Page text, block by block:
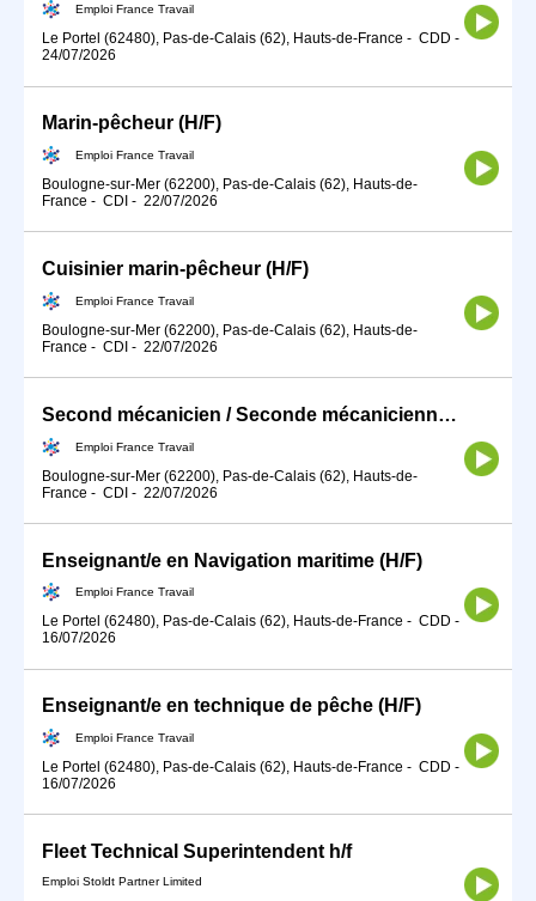
Emploi France Travail
Le Portel (62480), Pas-de-Calais (62), Hauts-de-France - CDD -
24/07/2026
Marin-pêcheur (H/F)
Emploi France Travail
Boulogne-sur-Mer (62200), Pas-de-Calais (62), Hauts-de-
France - CDI - 22/07/2026
Cuisinier marin-pêcheur (H/F)
Emploi France Travail
Boulogne-sur-Mer (62200), Pas-de-Calais (62), Hauts-de-
France - CDI - 22/07/2026
Second mécanicien / Seconde mécanicienne (H/F)
Emploi France Travail
Boulogne-sur-Mer (62200), Pas-de-Calais (62), Hauts-de-
France - CDI - 22/07/2026
Enseignant/e en Navigation maritime (H/F)
Emploi France Travail
Le Portel (62480), Pas-de-Calais (62), Hauts-de-France - CDD -
16/07/2026
Enseignant/e en technique de pêche (H/F)
Emploi France Travail
Le Portel (62480), Pas-de-Calais (62), Hauts-de-France - CDD -
16/07/2026
Fleet Technical Superintendent h/f
Emploi Stoldt Partner Limited